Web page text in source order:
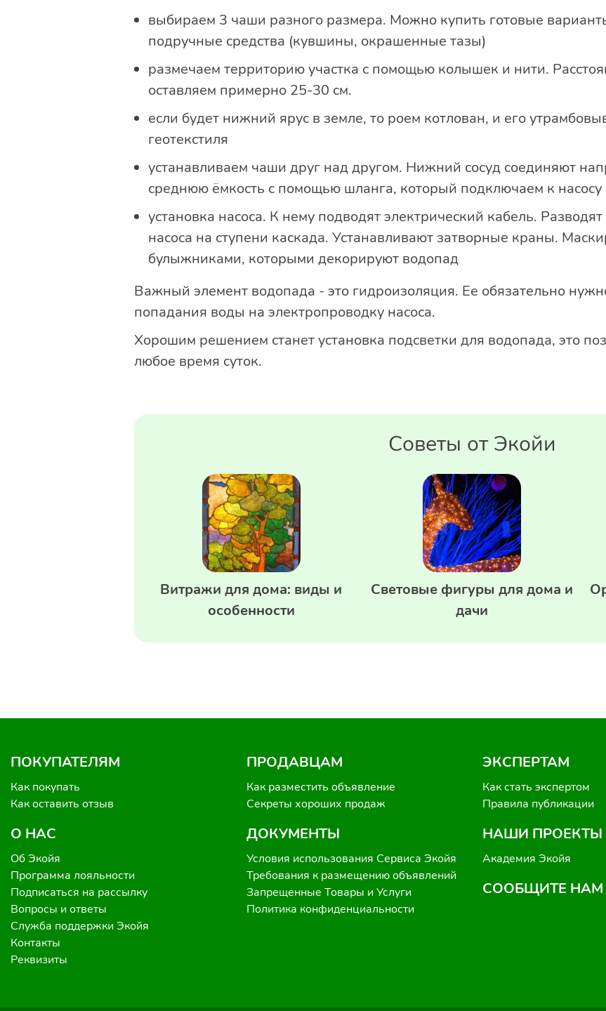
выбираем 3 чаши разного размера. Можно купить готовые
подручные средства (кувшины, окрашенные тазы)
размечаем территорию участка с помощью колышек и нити.
оставляем примерно 25-30 см.
если будет нижний ярус в земле, то роем котлован, и его
геотекстиля
устанавливаем чаши друг над другом. Нижний сосуд соединяют
среднюю ёмкость с помощью шланга, который подключаем к насосу
установка насоса. К нему подводят электрический кабель.
насоса на ступени каскада. Устанавливают затворные краны.
булыжниками, которыми декорируют водопад
Важный элемент водопада - это гидроизоляция. Ее обязательно
попадания воды на электропроводку насоса.
Хорошим решением станет установка подсветки для водопада, это
любое время суток.
Советы от Экойи
Витражи для дома: виды и
особенности
Световые фигуры для дома и
дачи
ПОКУПАТЕЛЯМ
Как покупать
Как оставить отзыв
О НАС
Об Экойя
Программа лояльности
Подписаться на рассылку
Вопросы и ответы
Служба поддержки Экойя
Контакты
Реквизиты
ПРОДАВЦАМ
Как разместить объявление
Секреты хороших продаж
ДОКУМЕНТЫ
Условия использования Сервиса Экойя
Требования к размещению объявлений
Запрещенные Товары и Услуги
Политика конфиденциальности
ЭКСПЕРТАМ
Как стать экспертом
Правила публикации
НАШИ ПРОЕКТЫ
Академия Экойя
СООБЩИТЕ